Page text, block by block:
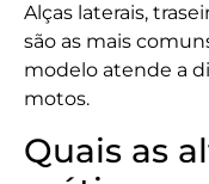
Alças laterais,
são as mais
modelo atende a
motos.
Quais as